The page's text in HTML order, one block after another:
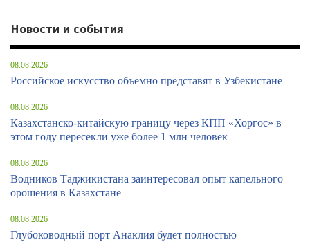
Новости и события
08.08.2026
Российское искусство объемно представят в Узбекистане
08.08.2026
Казахстанско-китайскую границу через КПП «Хоргос» в
этом году пересекли уже более 1 млн человек
08.08.2026
Водников Таджикистана заинтересовал опыт капельного
орошения в Казахстане
08.08.2026
Глубоководный порт Анаклия будет полностью